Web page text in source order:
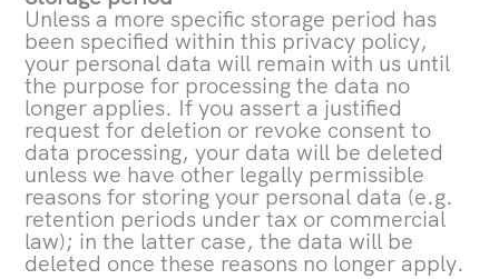
Unless a more specific storage period has
been specified within this privacy policy,
your personal data will remain with us until
the purpose for processing the data no
longer applies. If you assert a justified
request for deletion or revoke consent to
data processing, your data will be deleted
unless we have other legally permissible
reasons for storing your personal data (e.g.
retention periods under tax or commercial
law); in the latter case, the data will be
deleted once these reasons no longer apply.